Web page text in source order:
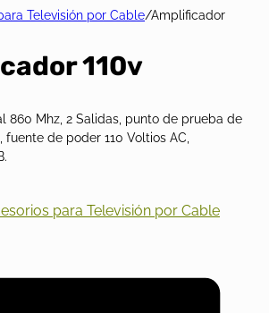
Televisión por Cable/Amplificador
110v
860 Mhz, 2 Salidas, punto de prueba de
fuente de poder 110 Voltios AC,
para Televisión por Cable